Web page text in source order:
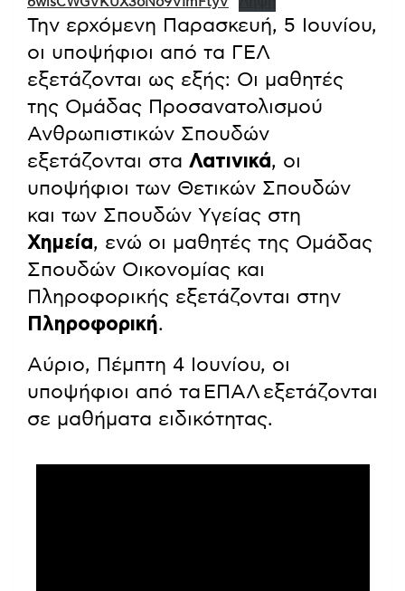
Την ερχόμενη Παρασκευή, 5 Ιουνίου,
οι υποψήφιοι από τα ΓΕΛ
εξετάζονται ως εξής: Οι μαθητές
της Ομάδας Προσανατολισμού
Ανθρωπιστικών Σπουδών
εξετάζονται στα Λατινικά, οι
υποψήφιοι των Θετικών Σπουδών
και των Σπουδών Υγείας στη
Χημεία, ενώ οι μαθητές της Ομάδας
Σπουδών Οικονομίας και
Πληροφορικής εξετάζονται στην
Πληροφορική.
Αύριο, Πέμπτη 4 Ιουνίου, οι
υποψήφιοι από τα ΕΠΑΛ εξετάζονται
σε μαθήματα ειδικότητας.